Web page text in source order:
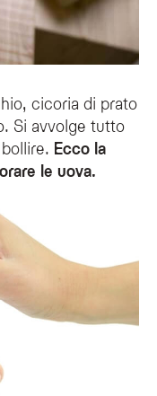
cicoria di prato
Si avvolge tutto
Ecco la
le uova.